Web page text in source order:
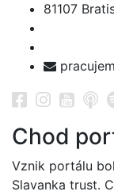
81107
Chod
Vznik portálu
Slavanka trust.